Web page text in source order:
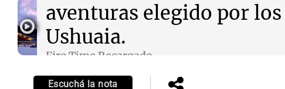
aventuras elegido por
Ushuaia.
Fire Time Recargado
Escuchá la nota